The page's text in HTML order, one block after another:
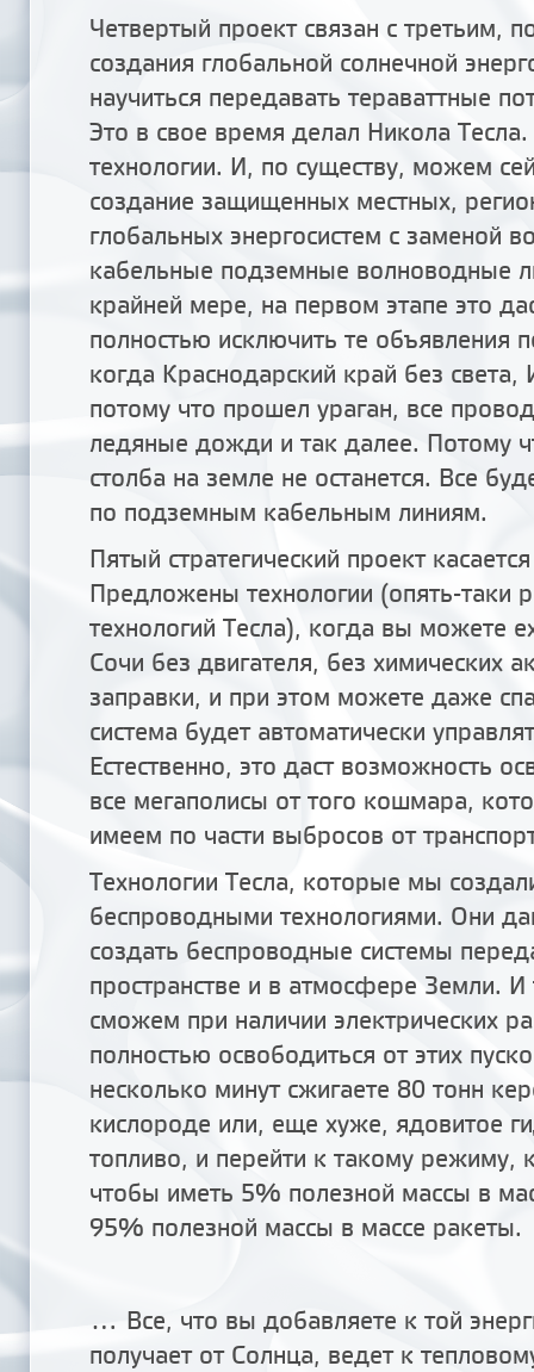
Четвертый проект связан с третьим,
создания глобальной солнечной
научиться передавать тераваттные
Это в свое время делал Никола
технологии. И, по существу, можем
создание защищенных местных,
глобальных энергосистем с заменой
кабельные подземные волноводные
крайней мере, на первом этапе это
полностью исключить те объявления
когда Краснодарский край без света,
потому что прошел ураган, все
ледяные дожди и так далее. Потому
столба на земле не останется. Все
по подземным кабельным линиям.
Пятый стратегический проект
Предложены технологии (опять-таки
технологий Тесла), когда вы можете
Сочи без двигателя, без химических
заправки, и при этом можете даже
система будет автоматически
Естественно, это даст возможность
все мегаполисы от того кошмара,
имеем по части выбросов от
Технологии Тесла, которые мы
беспроводными технологиями. Они
создать беспроводные системы
пространстве и в атмосфере Земли.
сможем при наличии электрических
полностью освободиться от этих
несколько минут сжигаете 80 тонн
кислороде или, еще хуже, ядовитое
топливо, и перейти к такому режиму,
чтобы иметь 5% полезной массы в
95% полезной массы в массе ракеты.
... Все, что вы добавляете к той
получает от Солнца, ведет к